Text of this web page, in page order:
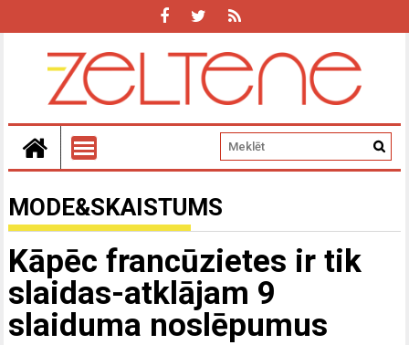
MODE&SKAISTUMS
Kāpēc francūzietes ir tik
slaidas-atklājam 9
slaiduma noslēpumus